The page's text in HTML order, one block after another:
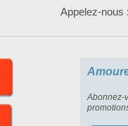
Appelez-nous :
Abonnez-